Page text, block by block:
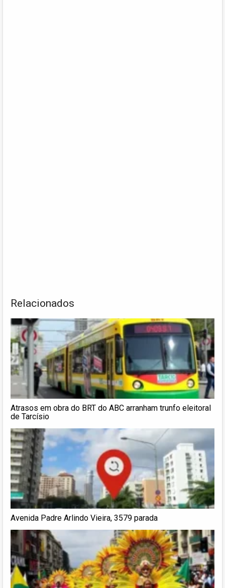
Relacionados
Atrasos em obra do BRT do ABC arranham trunfo eleitoral
de Tarcísio
Avenida Padre Arlindo Vieira, 3579 parada